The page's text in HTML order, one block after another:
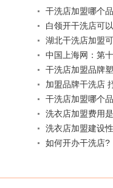
干洗店加盟哪个
白领开干洗店可
湖北干洗店加盟
中国上海网：第
干洗店加盟品牌
加盟品牌干洗店
干洗店加盟哪个
洗衣店加盟费用
洗衣店加盟建设
如何开办干洗店?